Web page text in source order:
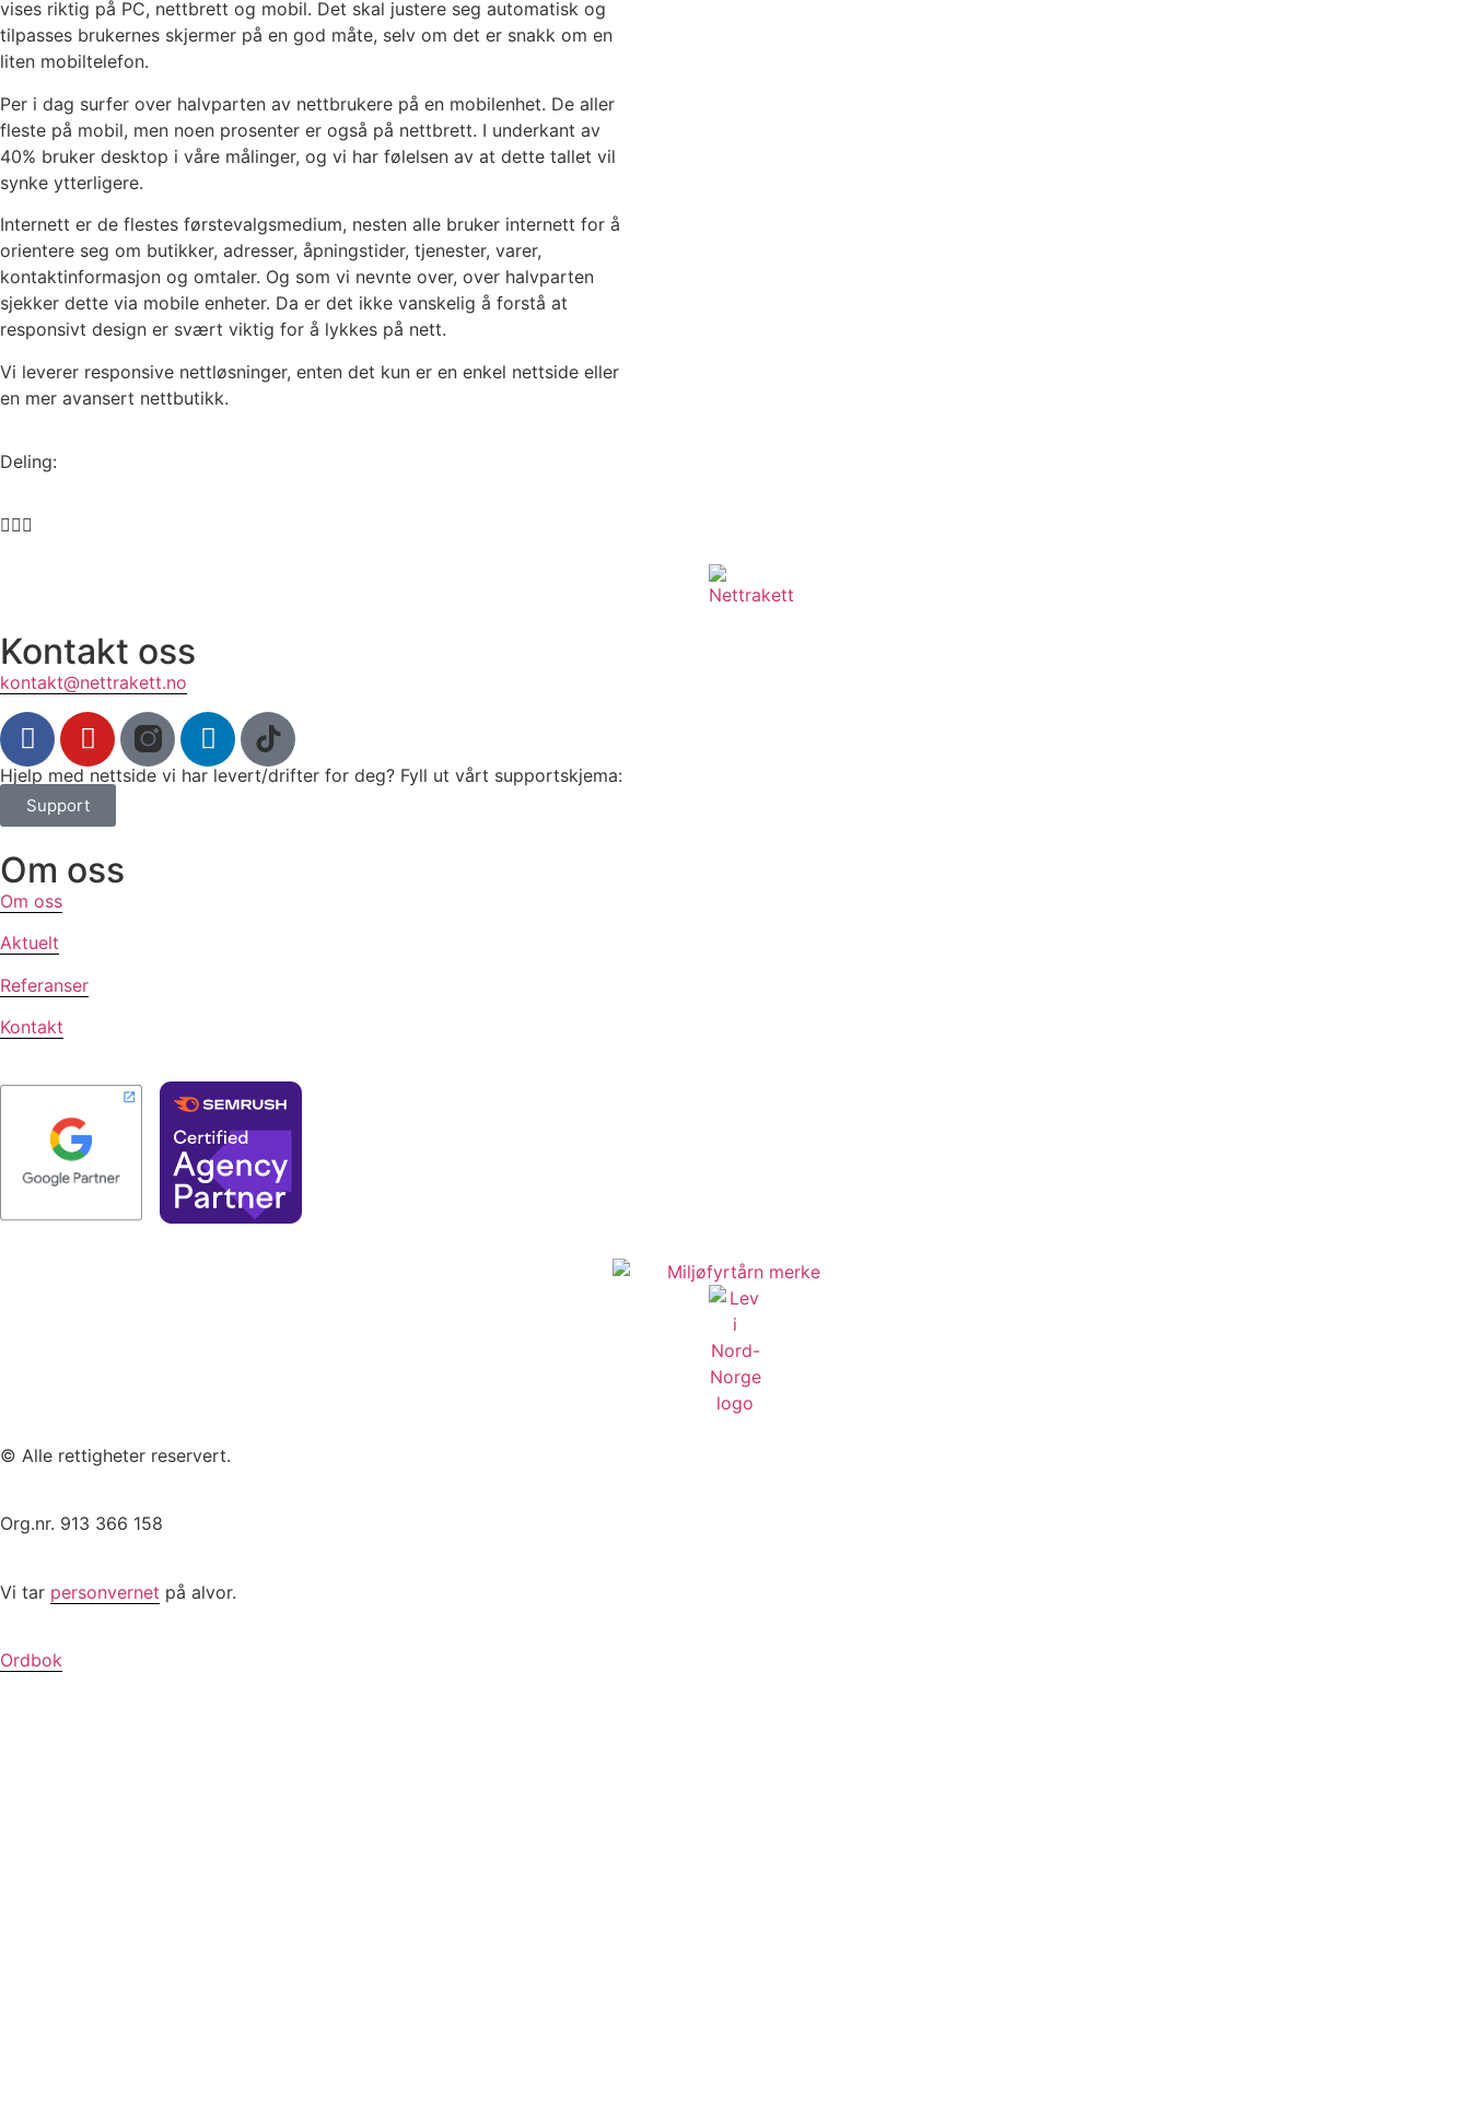
vises riktig på PC, nettbrett og mobil. Det skal justere seg automatisk og
tilpasses brukernes skjermer på en god måte, selv om det er snakk om en
liten mobiltelefon.
Per i dag surfer over halvparten av nettbrukere på en mobilenhet. De aller
fleste på mobil, men noen prosenter er også på nettbrett. I underkant av
40% bruker desktop i våre målinger, og vi har følelsen av at dette tallet vil
synke ytterligere.
Internett er de flestes førstevalgsmedium, nesten alle bruker internett for å
orientere seg om butikker, adresser, åpningstider, tjenester, varer,
kontaktinformasjon og omtaler. Og som vi nevnte over, over halvparten
sjekker dette via mobile enheter. Da er det ikke vanskelig å forstå at
responsivt design er svært viktig for å lykkes på nett.
Vi leverer responsive nettløsninger, enten det kun er en enkel nettside eller
en mer avansert nettbutikk.
Deling:
Kontakt oss
kontakt@nettrakett.no
Hjelp med nettside vi har levert/drifter for deg? Fyll ut vårt supportskjema:
Support
Om oss
Om oss
Aktuelt
Referanser
Kontakt
© Alle rettigheter reservert.
Org.nr. 913 366 158
Vi tar personvernet på alvor.
Ordbok